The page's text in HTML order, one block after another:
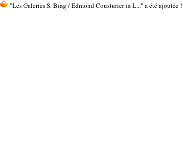
"Les Galeries S. Bing / Edmond Cousturier in L..." a été ajoutée !